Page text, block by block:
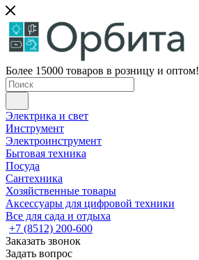
Более 15000 товаров в розницу и оптом!
Электрика и свет
Инструмент
Электроинструмент
Бытовая техника
Посуда
Сантехника
Хозяйственные товары
Аксессуары для цифровой техники
Все для сада и отдыха
+7 (8512) 200-600
Заказать звонок
Задать вопрос